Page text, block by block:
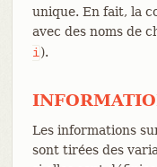
unique. En fait, la
avec des noms de
i).
Les informations
sont tirées des